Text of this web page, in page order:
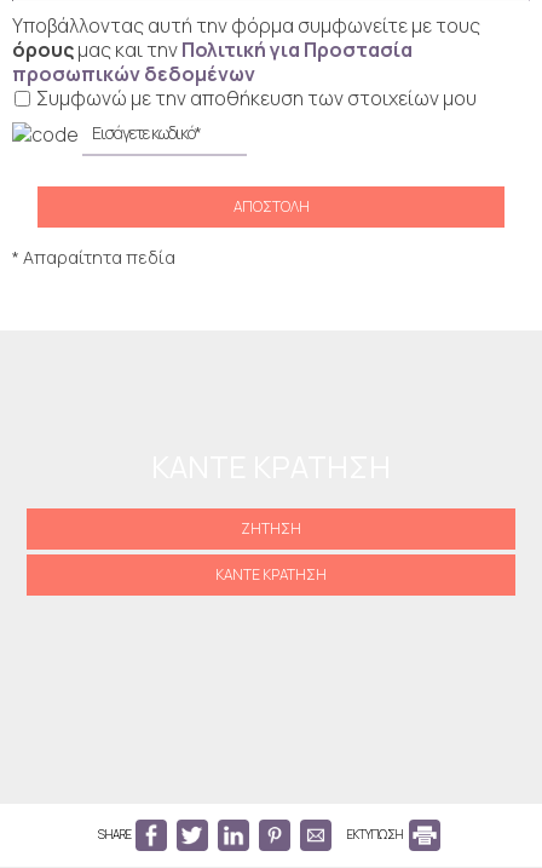
Υποβάλλοντας αυτή την φόρμα συμφωνείτε με τους
όρουςμας και τηνΠολιτική για Προστασία
προσωπικών δεδομένων
Συμφωνώ με την αποθήκευση των στοιχείων μου
ΑΠΟΣΤΟΛΉ
* Απαραίτητα πεδία
ΖΉΤΗΣΗ
ΚΆΝΤΕ ΚΡΆΤΗΣΗ
SHARE ΕΚΤΥΠΩΣΗ